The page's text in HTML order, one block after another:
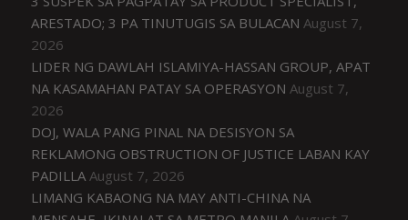
ARESTADO; 3 PA TINUTUGIS SA BULACAN August 7,
2026
LIDER NG DAWLAH ISLAMIYA-HASSAN GROUP, APAT
NA KASAMAHAN PATAY SA OPERASYON August 7,
2026
DOJ, WALA PANG PINAL NA DESISYON SA
REKLAMONG OBSTRUCTION OF JUSTICE LABAN KAY
PADILLA August 7, 2026
LIMANG KABAONG NA MAY ANTI-CHINA NA